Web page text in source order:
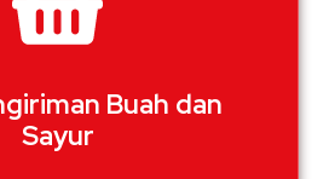
Buah dan
Sayur